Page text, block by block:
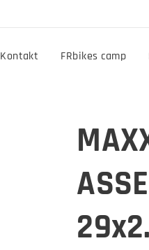
Kontakt FRbikes camp